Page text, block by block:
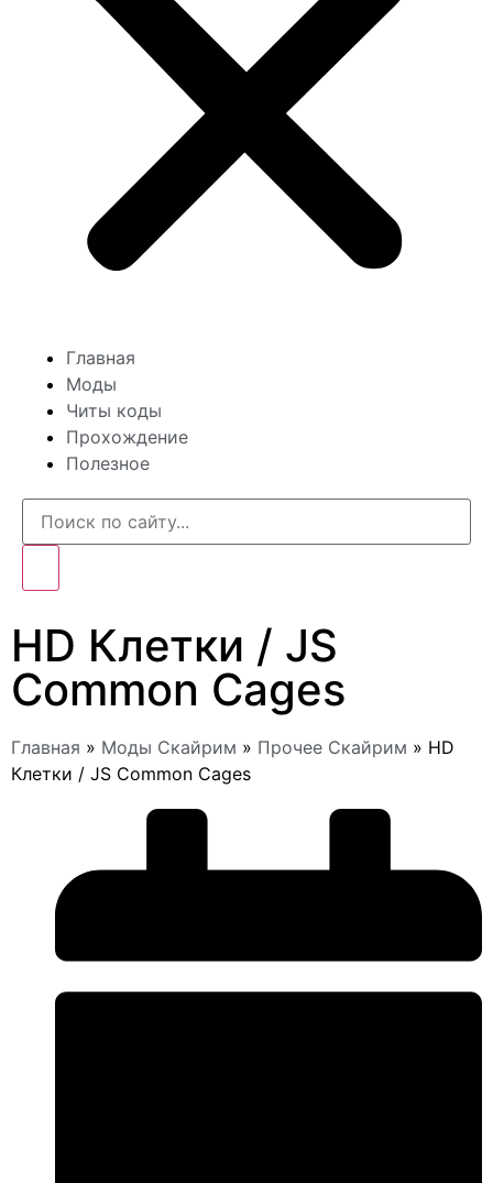
Главная
Моды
Читы коды
Прохождение
Полезное
HD Клетки / JS
Common Cages
Главная » Моды Скайрим » Прочее Скайрим » HD
Клетки / JS Common Cages